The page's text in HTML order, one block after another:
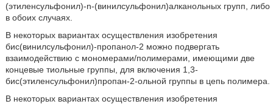
(этиленсульфонил)-n-(винилсульфонил)алканольных групп, либо
в обоих случаях.
В некоторых вариантах осуществления изобретения
бис(винилсульфонил)-пропанол-2 можно подвергать
взаимодействию с мономерами/полимерами, имеющими две
концевые тиольные группы, для включения 1,3-
бис(этиленсульфонил)пропан-2-ольной группы в цепь полимера.
В некоторых вариантах осуществления изобретения